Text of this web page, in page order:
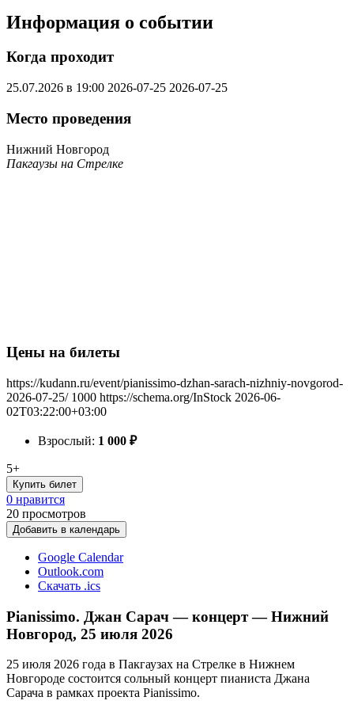
Информация о событии
Когда проходит
25.07.2026 в 19:00 2026-07-25 2026-07-25
Место проведения
Нижний Новгород
Пакгаузы на Стрелке
Цены на билеты
https://kudann.ru/event/pianissimo-dzhan-sarach-nizhniy-novgorod-
2026-07-25/ 1000 https://schema.org/InStock 2026-06-
02T03:22:00+03:00
Взрослый: 1 000 ₽
5+
Купить билет
0 нравится
20 просмотров
Добавить в календарь
Google Calendar
Outlook.com
Скачать .ics
Pianissimo. Джан Сарач — концерт — Нижний
Новгород, 25 июля 2026
25 июля 2026 года в Пакгаузах на Стрелке в Нижнем
Новгороде состоится сольный концерт пианиста Джана
Сарача в рамках проекта Pianissimo.